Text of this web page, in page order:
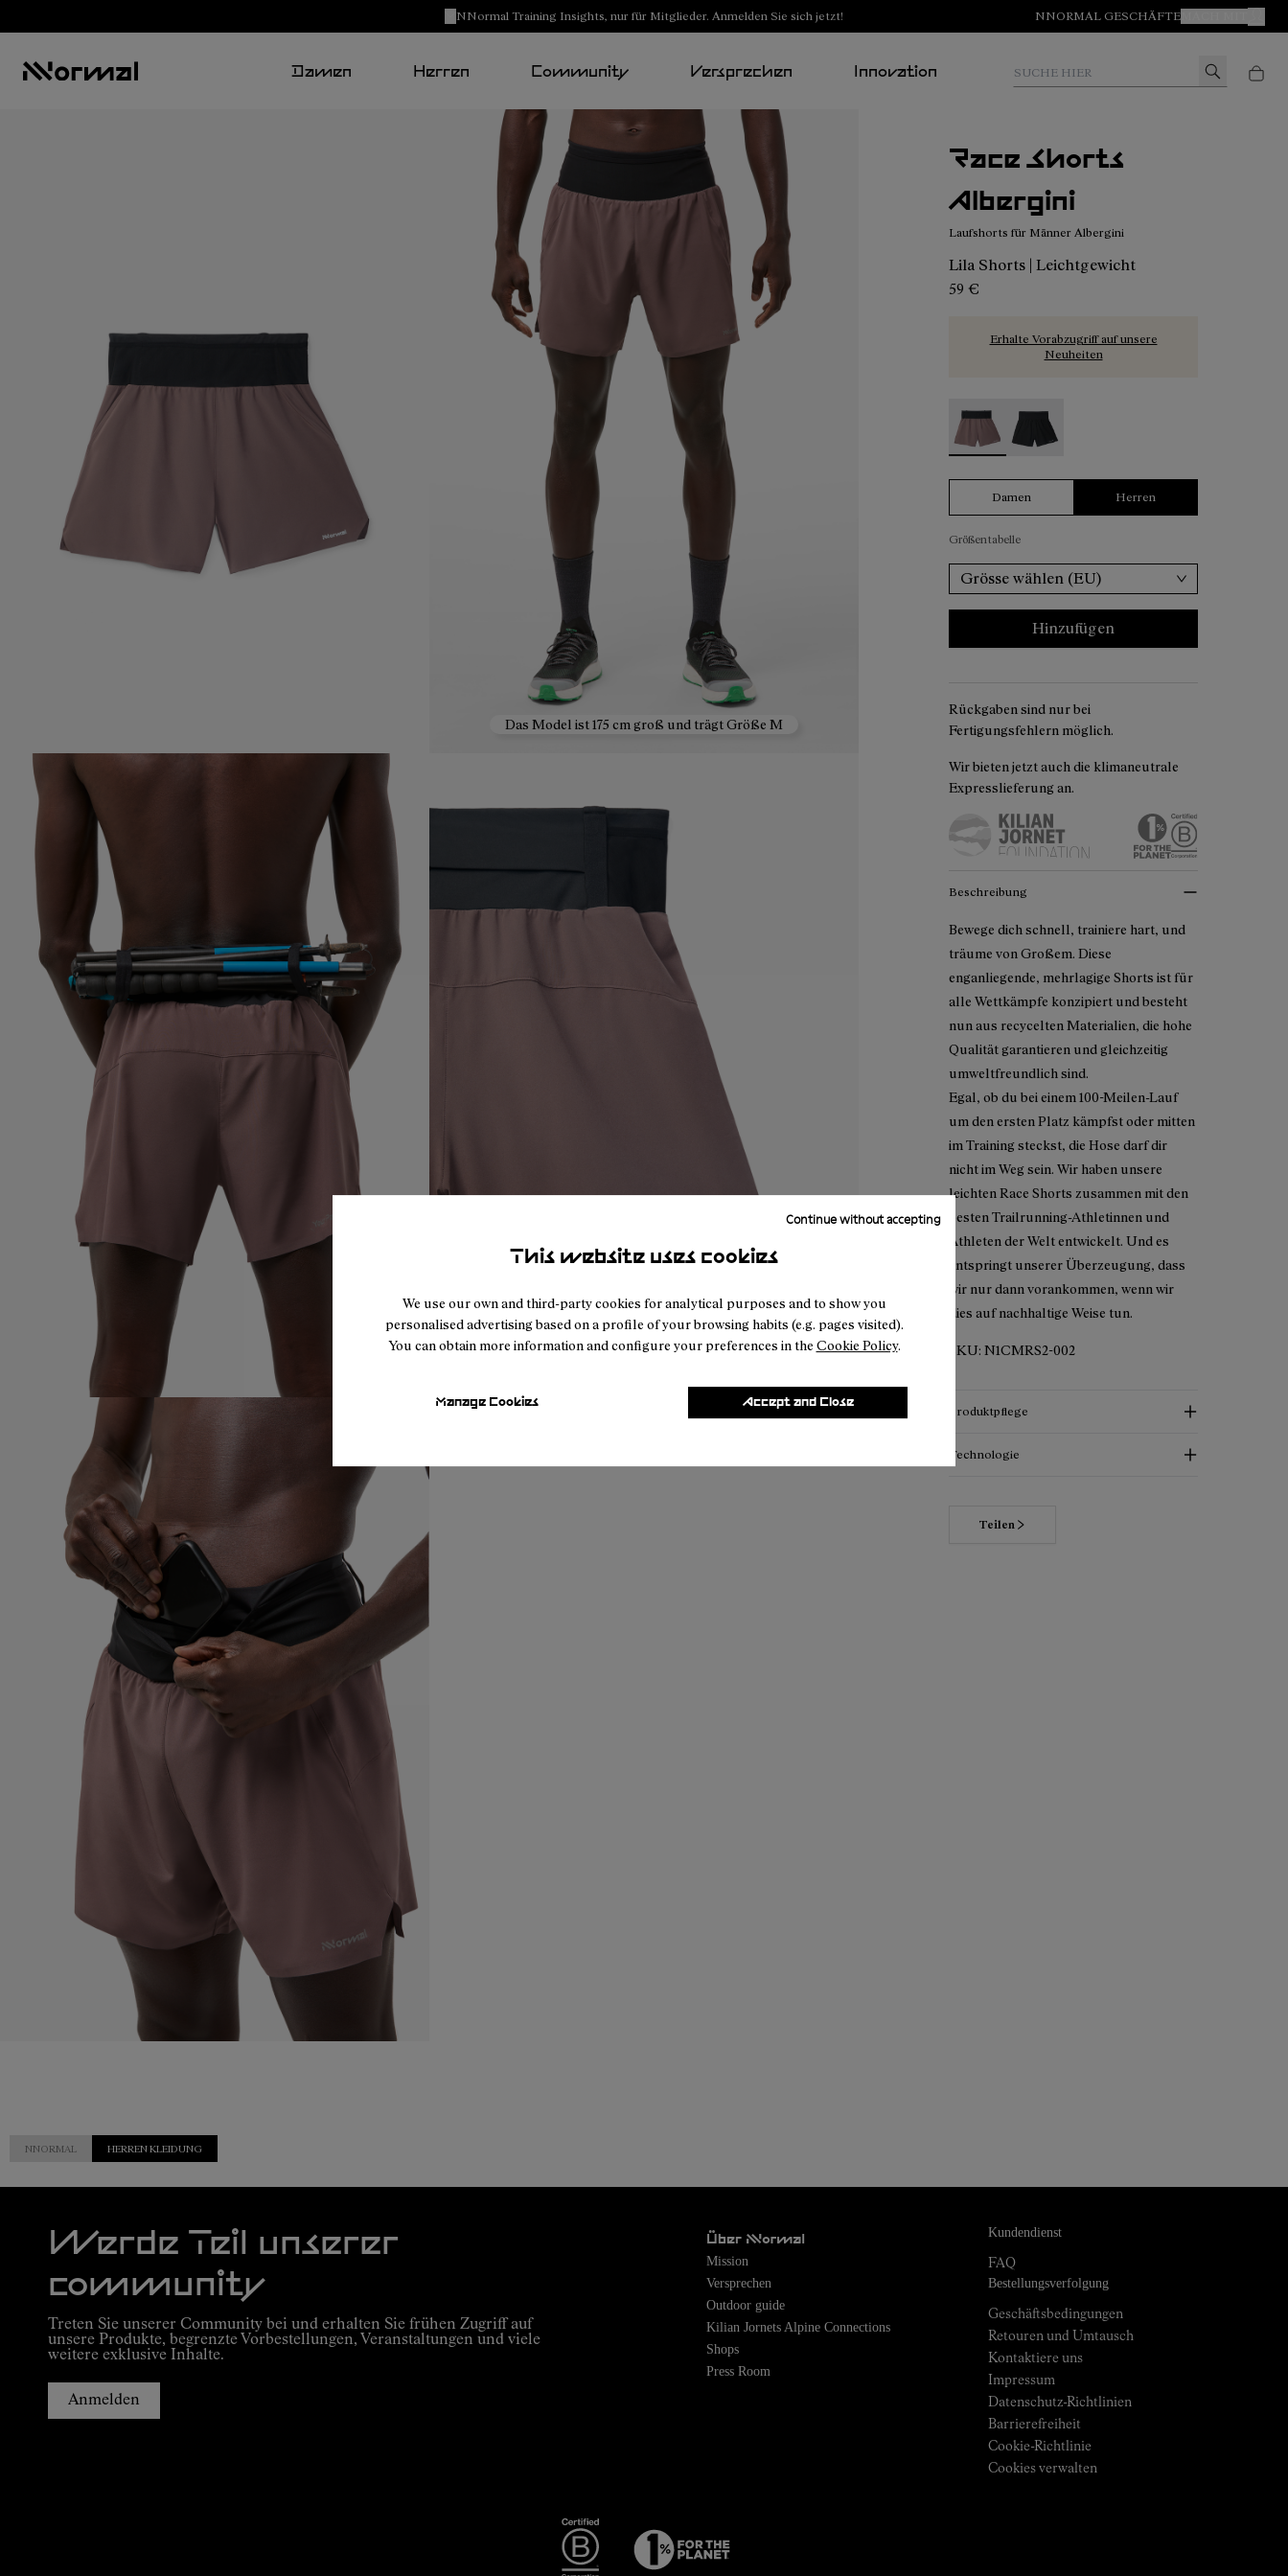
This website uses cookies
We use our own and third-party cookies for analytical purposes and to show you
personalised advertising based on a profile of your browsing habits (e.g. pages visited).
You can obtain more information and configure your preferences in the Cookie Policy.
Manage Cookies
Continue without accepting
Accept and Close
NNormal Training Insights, nur für Mitglieder. Anmelden Sie sich jetzt! NNORMAL GESCHÄFTE MEIN
Damen Herren Community Versprechen Innovation
Das Model ist 175 cm groß und trägt Größe M
Race Shorts
Albergini
Laufshorts für Männer Albergini
Lila Shorts | Leichtgewicht
59 €
Erhalte Vorabzugriff auf unsere
Neuheiten
Race Shorts Albergini - N1CMRS2-002 -
Race Shorts Black - N1CMRS2-001
Damen Herren
Größentabelle
Grösse wählen (EU)
Hinzufügen
Rückgaben sind nur bei
Fertigungsfehlern möglich.
Wir bieten jetzt auch die klimaneutrale
Expresslieferung an.
Beschreibung
Bewege dich schnell, trainiere hart, und
träume von Großem. Diese
enganliegende, mehrlagige Shorts ist für
alle Wettkämpfe konzipiert und besteht
nun aus recycelten Materialien, die hohe
Qualität garantieren und gleichzeitig
umweltfreundlich sind.
Egal, ob du bei einem 100-Meilen-Lauf
um den ersten Platz kämpfst oder mitten
im Training steckst, die Hose darf dir
nicht im Weg sein. Wir haben unsere
leichten Race Shorts zusammen mit den
besten Trailrunning-Athletinnen und
Athleten der Welt entwickelt. Und es
entspringt unserer Überzeugung, dass
wir nur dann vorankommen, wenn wir
dies auf nachhaltige Weise tun.
SKU: N1CMRS2-002
Produktpflege
Technologie
Teilen
NNORMAL HERREN KLEIDUNG
Werde Teil unserer
community
Treten Sie unserer Community bei und erhalten Sie frühen Zugriff auf
unsere Produkte, begrenzte Vorbestellungen, Veranstaltungen und viele
weitere exklusive Inhalte.
Anmelden
Über Nnormal
Mission
Versprechen
Outdoor guide
Kilian Jornets Alpine Connections
Shops
Press Room
Kundendienst
FAQ
Bestellungsverfolgung
Geschäftsbedingungen
Retouren und Umtausch
Kontaktiere uns
Impressum
Datenschutz-Richtlinien
Barrierefreiheit
Cookie-Richtlinie
Cookies verwalten